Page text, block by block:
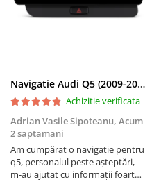
Navigatie Audi Q5 (2009-2017), Linux OS & OEM, MMI 3G, CarPlay & Android Auto Wireless, MirrorLink, Camera AHD, 12.3 Inch - AD-BGAALNXH+AD-BGRKITQ5002
Achizitie verificata
Adrian Vasile Sipoteanu, Acum
2 saptamani
Am cumpărat o navigație pentru
q5, personalul peste așteptări,
m-au ajutat cu informații foarte